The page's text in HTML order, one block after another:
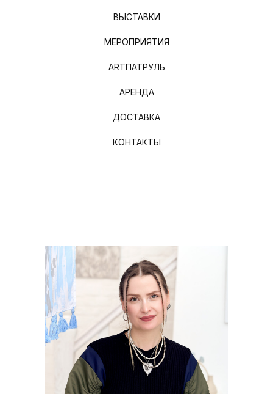
ВЫСТАВКИ
МЕРОПРИЯТИЯ
ARTПАТРУЛЬ
АРЕНДА
ДОСТАВКА
КОНТАКТЫ